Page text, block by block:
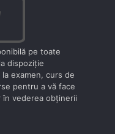
pe toate
dispoziţie
examen, curs de
pentru a vă face
în vederea obţinerii